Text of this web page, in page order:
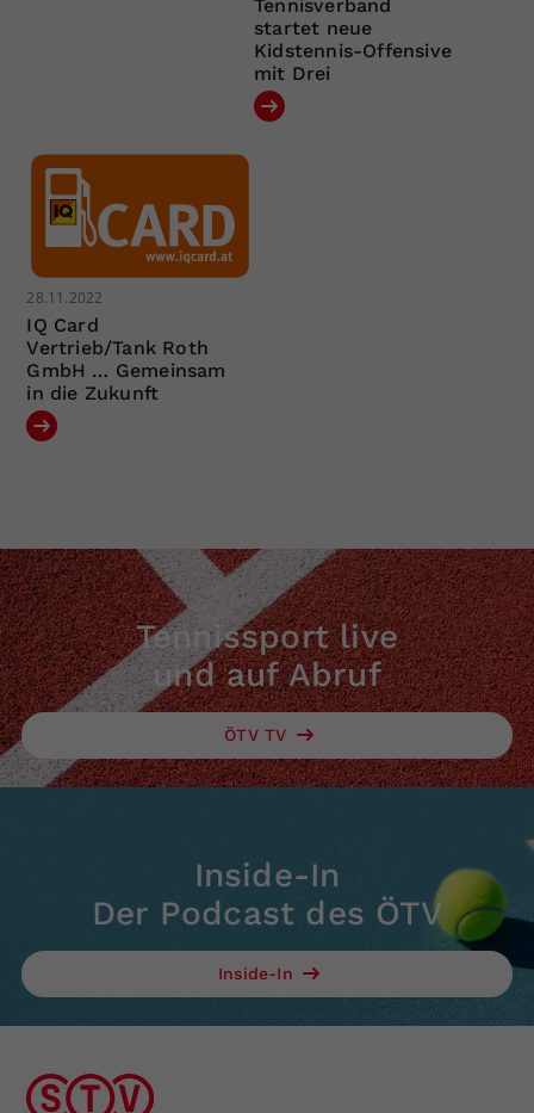
Tennisverband
startet neue
Kidstennis-Offensive
mit Drei
28.11.2022
IQ Card
Vertrieb/Tank Roth
GmbH … Gemeinsam
in die Zukunft
Tennissport live
und auf Abruf
ÖTV TV
Inside-In
Der Podcast des ÖTV
Inside-In